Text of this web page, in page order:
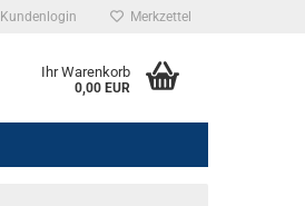
Kundenlogin Merkzettel
Ihr Warenkorb
0,00 EUR